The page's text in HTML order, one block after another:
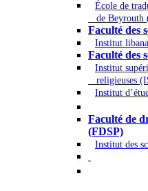
École de
de Beyrouth
Faculté des
Institut
Faculté des
Institut
religieuses
Institut
Faculté de
(FDSP)
Institut des